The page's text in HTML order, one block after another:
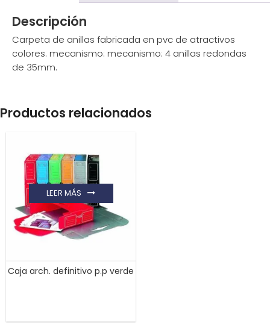
Descripción
Carpeta de anillas fabricada en pvc de atractivos
colores. mecanismo: mecanismo: 4 anillas redondas
de 35mm.
Productos relacionados
Caja arch. definitivo p.p verde
LEER MÁS